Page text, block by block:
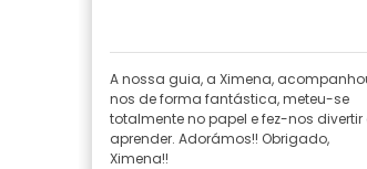
A nossa guia, a Ximena,
nos de forma fantástica, meteu-se
totalmente no papel e fez-nos divertir
aprender. Adorámos!! Obrigado,
Ximena!!